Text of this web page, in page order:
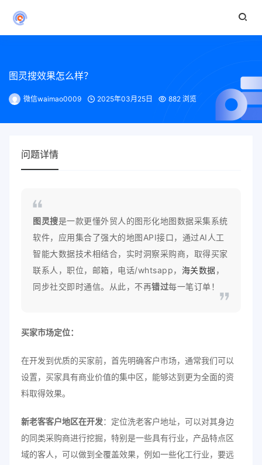
图灵搜效果怎么样？
微信waimao0009 2025年03月25日 882 浏览
问题详情
图灵搜是一款更懂外贸人的图形化地图数据采集系统
软件，应用集合了强大的地图API接口，通过AI人工
智能大数据技术相结合，实时洞察采购商，取得买家
联系人，职位，邮箱，电话/whtsapp， 海关数据，
同步社交即时通信。从此，不再错过每一笔订单！
买家市场定位：
在开发到优质的买家前，首先明确客户市场，通常我们可以
设置，买家具有商业价值的集中区，能够达到更为全面的资
料取得效果。
新老客客户地区在开发：定位洗老客户地址，可以对其身边
的同类采购商进行挖掘，特别是一些具有行业，产品特点区
域的客人，可以做到全覆盖效果，例如一些化工行业，要远